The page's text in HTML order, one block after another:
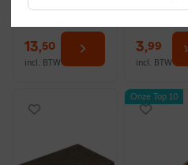
13,50
incl. BTW
3,99
incl. BTW
Onze Top 10